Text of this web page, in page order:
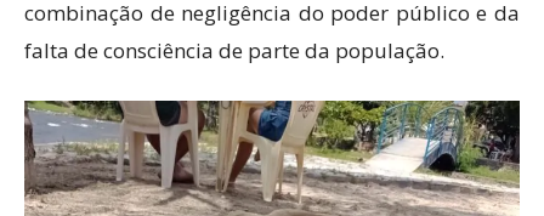
combinação de negligência do poder público e da
falta de consciência de parte da população.